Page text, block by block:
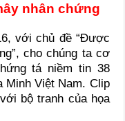
nhân chứng
với chủ đề “Được
cho chúng ta cơ
tá niềm tin 38
Minh Việt Nam. Clip
bộ tranh của họa